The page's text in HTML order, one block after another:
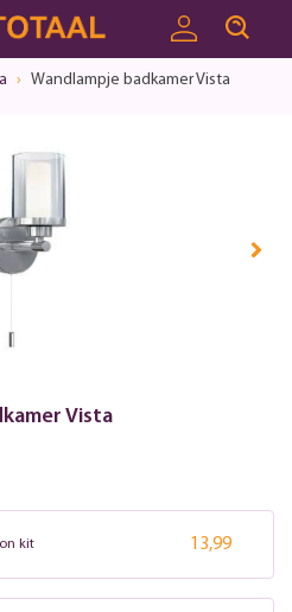
Wandlampje badkamer Vista
Vista
kit 13,99